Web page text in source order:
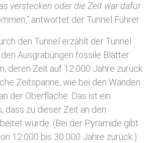
verstecken oder die Zeit war dafür
,“ antwortet der Tunnel Führer.
den Tunnel erzählt der Tunnel
den Ausgrabungen fossile Blätter
deren Zeit auf 12.000 Jahre zurück
Zeitspanne, wie bei den Wänden
der Oberfläche. Das ist ein
dass zu dieser Zeit an den
wurde. (Bei der Pyramide gibt
12.000 bis 30.000 Jahre zurück.)